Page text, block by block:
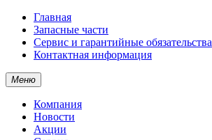
Главная
Запасные части
Сервис и гарантийные обязательства
Контактная информация
Меню
Компания
Новости
Акции